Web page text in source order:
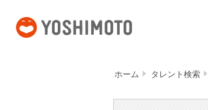
ホーム タレント検索